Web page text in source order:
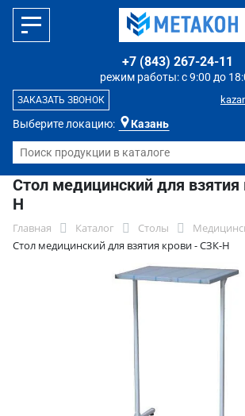
Выберите локацию: Казань
режим работы: с 9:00 до
+7 (843) 267-24-11
ЗАКАЗАТЬ ЗВОНОК
Стол медицинский для
Н
Главная Каталог Столы
Стол медицинский для взятия крови - СЗК-Н